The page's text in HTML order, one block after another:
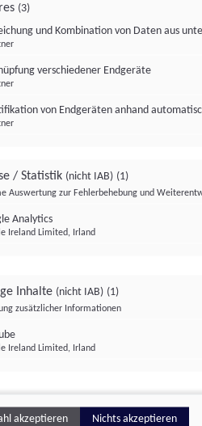
(3)
und Kombination von Daten aus
verschiedener Endgeräte
von Endgeräten anhand
/ Statistik (nicht IAB) (1)
Auswertung zur Fehlerbehebung und
Analytics
Ireland Limited, Irland
Inhalte (nicht IAB) (1)
zusätzlicher Informationen
Ireland Limited, Irland
akzeptieren Nichts akzeptieren